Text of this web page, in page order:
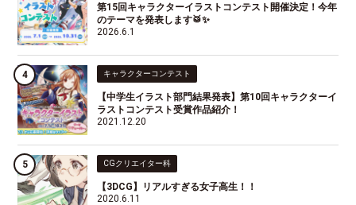
第15回キャラクターイラストコンテスト開催決定！今年
のテーマを発表します🥁✨
2026.6.1
キャラクターコンテスト
【中学生イラスト部門結果発表】第10回キャラクターイ
ラストコンテスト受賞作品紹介！
2021.12.20
CGクリエイター科
【3DCG】リアルすぎる女子高生！！
2020.6.11